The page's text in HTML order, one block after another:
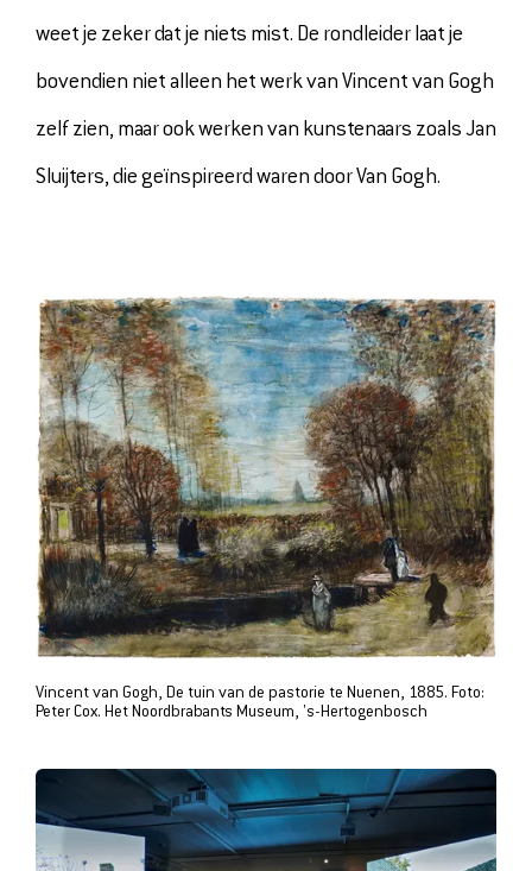
weet je zeker dat je niets mist. De rondleider laat je
bovendien niet alleen het werk van Vincent van Gogh
zelf zien, maar ook werken van kunstenaars zoals Jan
Sluijters, die geïnspireerd waren door Van Gogh.
Vincent van Gogh, De tuin van de pastorie te Nuenen, 1885. Foto:
Peter Cox. Het Noordbrabants Museum, 's-Hertogenbosch